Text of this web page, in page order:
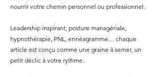
nourrir votre chemin personnel ou professionnel.
Leadership inspirant, posture managériale,
hypnothérapie, PNL, ennéagramme… chaque
article est conçu comme une graine à semer, un
petit déclic à votre rythme.